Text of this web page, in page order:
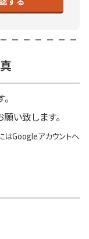
願い致します。
はGoogleアカウントへ